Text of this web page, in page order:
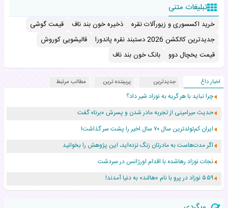
تبلیغات متنی
خرید اکسسوری و زیورآلات نقره ذخیره خون بند ناف
قیمت گوشی
جدیدترین کالکشن 2026 دستبند نقره پاندورا
قالیشویی کوروش
قیمت یخچال دوو
بانک خون بند ناف
اخبار داغ جدیدترین پربیننده ترین مطالب مرتبط
چرا نباید با هر گریه به نوزاد شیر داد؟
حدیث میرامینی از تجربه مادر شدن و پسرش «برنا» گفت
ایران کم‌تولدترین سال ۷۰ سال اخیر را پشت سر گذاشت!
اگر مدت‌هاست به مادرتان زنگ نزده‌اید، این پژوهش را بخوانید
نجات نوزاد رهاشده با اقدام اورژانس در سردشت
۵۵۹ نوزاد در پرو با نام «هالند» به دنیا آمدند!
زن ۲۴ ساله پس از درمان سرطان رحم، مادر شد